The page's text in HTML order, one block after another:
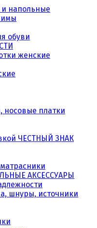
напольные
обуви
женские
носовые платки
ЧЕСТНЫЙ ЗНАК
АКСЕССУАРЫ
шнуры, источники